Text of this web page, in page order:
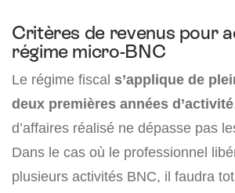
Critères de revenus pour
régime micro-BNC
Le régime fiscal s’applique de
deux premières années d’activité
d’affaires réalisé ne dépasse pas
Dans le cas où le professionnel
plusieurs activités BNC, il faudra